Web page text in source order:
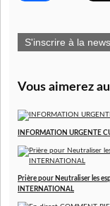
S'inscrire à la
Vous aimerez
INFORMATION URGENTE
Prière pour Neutraliser les
INTERNATIONAL